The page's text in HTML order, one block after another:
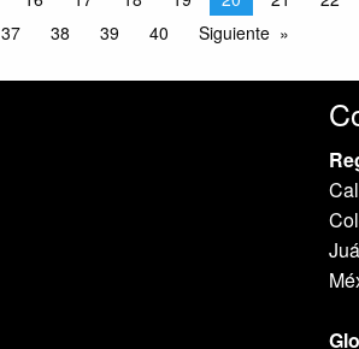
37 38 39 40 Siguiente